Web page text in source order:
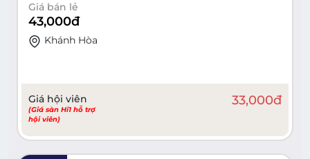
Giá bán lẻ
43,000đ
Khánh Hòa
Giá hội viên
(Giá sàn Hi1 hỗ trợ
hội viên)
33,000đ